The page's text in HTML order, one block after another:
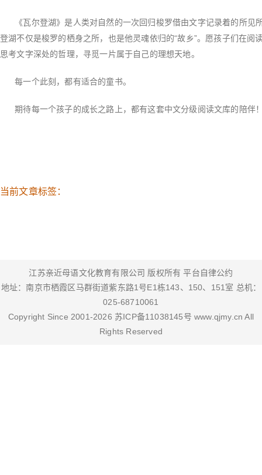
《瓦尔登湖》是人类对自然的一次回归梭罗借由文字记录着的所见
登湖不仅是梭罗的栖身之所，也是他灵魂依归的“故乡”。愿孩子们在阅
思考文字深处的哲理，寻觅一片属于自己的理想天地。
每一个此刻，都有适合的童书。
期待每一个孩子的成长之路上，都有这套中文分级阅读文库的陪伴
当前文章标签：
江苏亲近母语文化教育有限公司 版权所有平台自律公约
地址：南京市栖霞区马群街道紫东路1号E1栋143、150、151室 总机：
025-68710061
Copyright Since 2001-2026 苏ICP备11038145号 www.qjmy.cn All
Rights Reserved